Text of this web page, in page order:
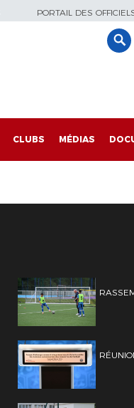
PORTAIL DES
CLUBS MÉDIAS